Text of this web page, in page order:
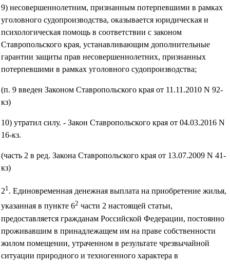
9) несовершеннолетним, признанным потерпевшими в рамках
уголовного судопроизводства, оказывается юридическая и
психологическая помощь в соответствии с законом
Ставропольского края, устанавливающим дополнительные
гарантии защиты прав несовершеннолетних, признанных
потерпевшими в рамках уголовного судопроизводства;
(п. 9 введен Законом Ставропольского края от 11.11.2010 N 92-
кз)
10) утратил силу. - Закон Ставропольского края от 04.03.2016 N
16-кз.
(часть 2 в ред. Закона Ставропольского края от 13.07.2009 N 41-
кз)
21 . Единовременная денежная выплата на приобретение жилья,
указанная в пункте 62 части 2 настоящей статьи,
предоставляется гражданам Российской Федерации, постоянно
проживавшим в принадлежащем им на праве собственности
жилом помещении, утраченном в результате чрезвычайной
ситуации природного и техногенного характера в